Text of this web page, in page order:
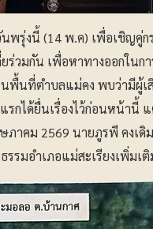
พรุ่งนี้ (14 พ.ค) เพื่อเชิญคู่ก
ยร่วมกัน เพื่อหาทางออกใน
พื้นที่ตำบลแม่คง พบว่ามีผู้เ
รกได้ยื่นเรื่องไว้ก่อนหน้านี้
ภาคม 2569 นายภูรพี คงเ
รรมอำเภอแม่สะเรียงเพิ่มเ